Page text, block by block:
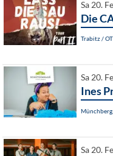
Sa 20.
Die
Trabitz /
Sa 20.
Ines
Sa 20.